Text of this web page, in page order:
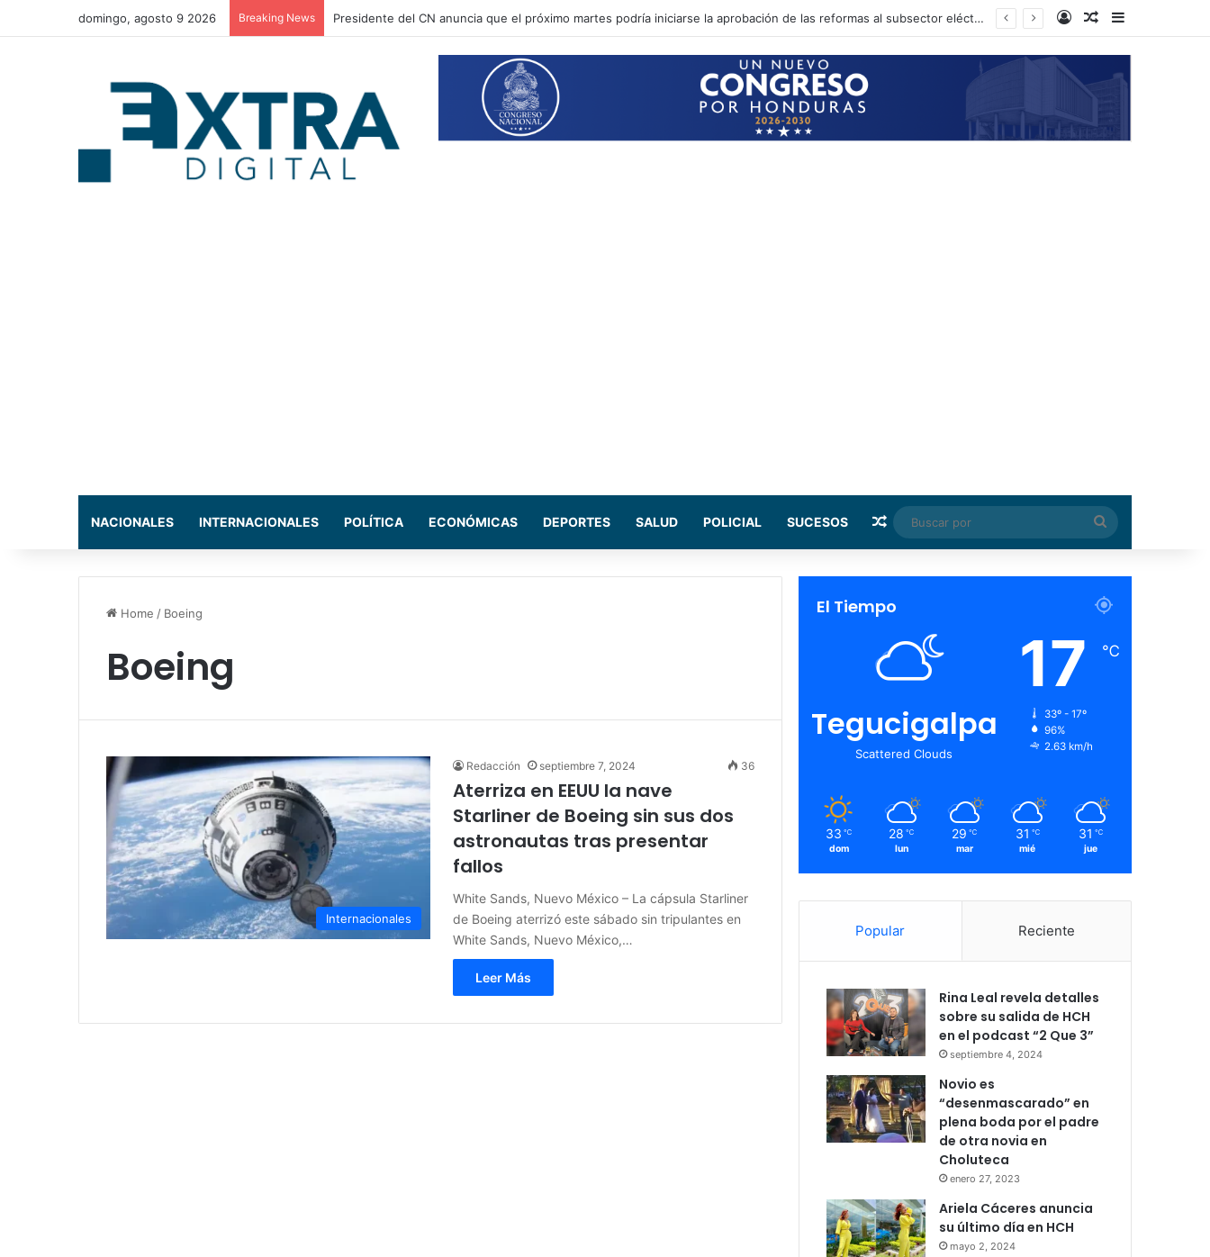
domingo, agosto 9 2026 Breaking News Presidente del CN anuncia que el próximo martes podría iniciarse la aprobación de las reformas al subsector eléctrico Log InRandom Article
NACIONALES INTERNACIONALES POLÍTICA ECONÓMICAS DEPORTES SALUD POLICIAL SUCESOS Random Article
Buscar
por
Home / Boeing
Boeing
Internacionales
Redacción septiembre 7, 2024 36
Aterriza en EEUU la nave
Starliner de Boeing sin sus dos
astronautas tras presentar
fallos
White Sands, Nuevo México – La cápsula Starliner
de Boeing aterrizó este sábado sin tripulantes en
White Sands, Nuevo México,…
Leer Más
El Tiempo
Tegucigalpa
Scattered Clouds
17 ℃
33º - 17º
96%
2.63 km/h
33 ℃
dom
28 ℃
lun
29 ℃
mar
31 ℃
mié
31 ℃
jue
Popular Reciente
Rina Leal revela detalles
sobre su salida de HCH
en el podcast “2 Que 3”
septiembre 4, 2024
Novio es
“desenmascarado” en
plena boda por el padre
de otra novia en
Choluteca
enero 27, 2023
Ariela Cáceres anuncia
su último día en HCH
mayo 2, 2024